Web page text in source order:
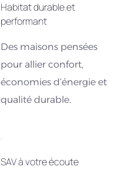
Habitat durable et
performant
Des maisons pensées
pour allier confort,
économies d’énergie et
qualité durable.
SAV à votre écoute